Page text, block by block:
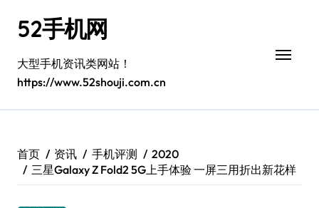
52手机网
大型手机资讯类网站！
https://www.52shouji.com.cn
首页 资讯 手机评测
2020
三星Galaxy Z Fold2 5G上手体验 一屏三用折出新花样